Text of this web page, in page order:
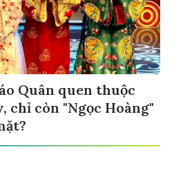
Quân quen thuộc
chỉ còn "Ngọc Hoàng"